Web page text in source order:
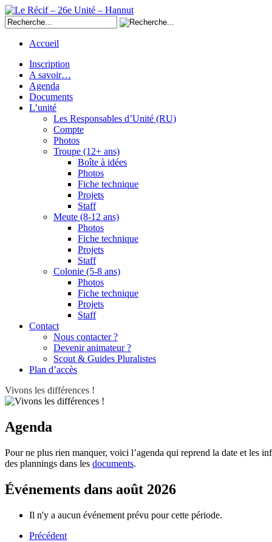
Accueil
Inscription
A savoir…
Agenda
Documents
L’unité
Les Responsables d’Unité (RU)
Compte
Photos
Troupe (12+ ans)
Boîte à idées
Photos
Fiche technique
Projets
Staff
Meute (8-12 ans)
Photos
Fiche technique
Projets
Staff
Colonie (5-8 ans)
Photos
Fiche technique
Projets
Staff
Contact
Nous contacter ?
Devenir animateur ?
Scout & Guides Pluralistes
Plan d’accès
Vivons les différences !
Agenda
Pour ne plus rien manquer, voici l’agenda qui reprend la date et les
des plannings dans les documents.
Événements dans août 2026
Il n'y a aucun événement prévu pour cette période.
Précédent